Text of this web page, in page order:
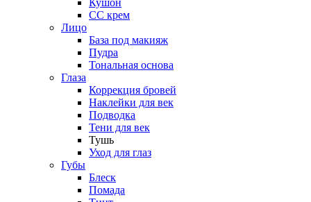
Кушон
СС крем
Лицо
База под макияж
Пудра
Тональная основа
Глаза
Коррекция бровей
Наклейки для век
Подводка
Тени для век
Тушь
Уход для глаз
Губы
Блеск
Помада